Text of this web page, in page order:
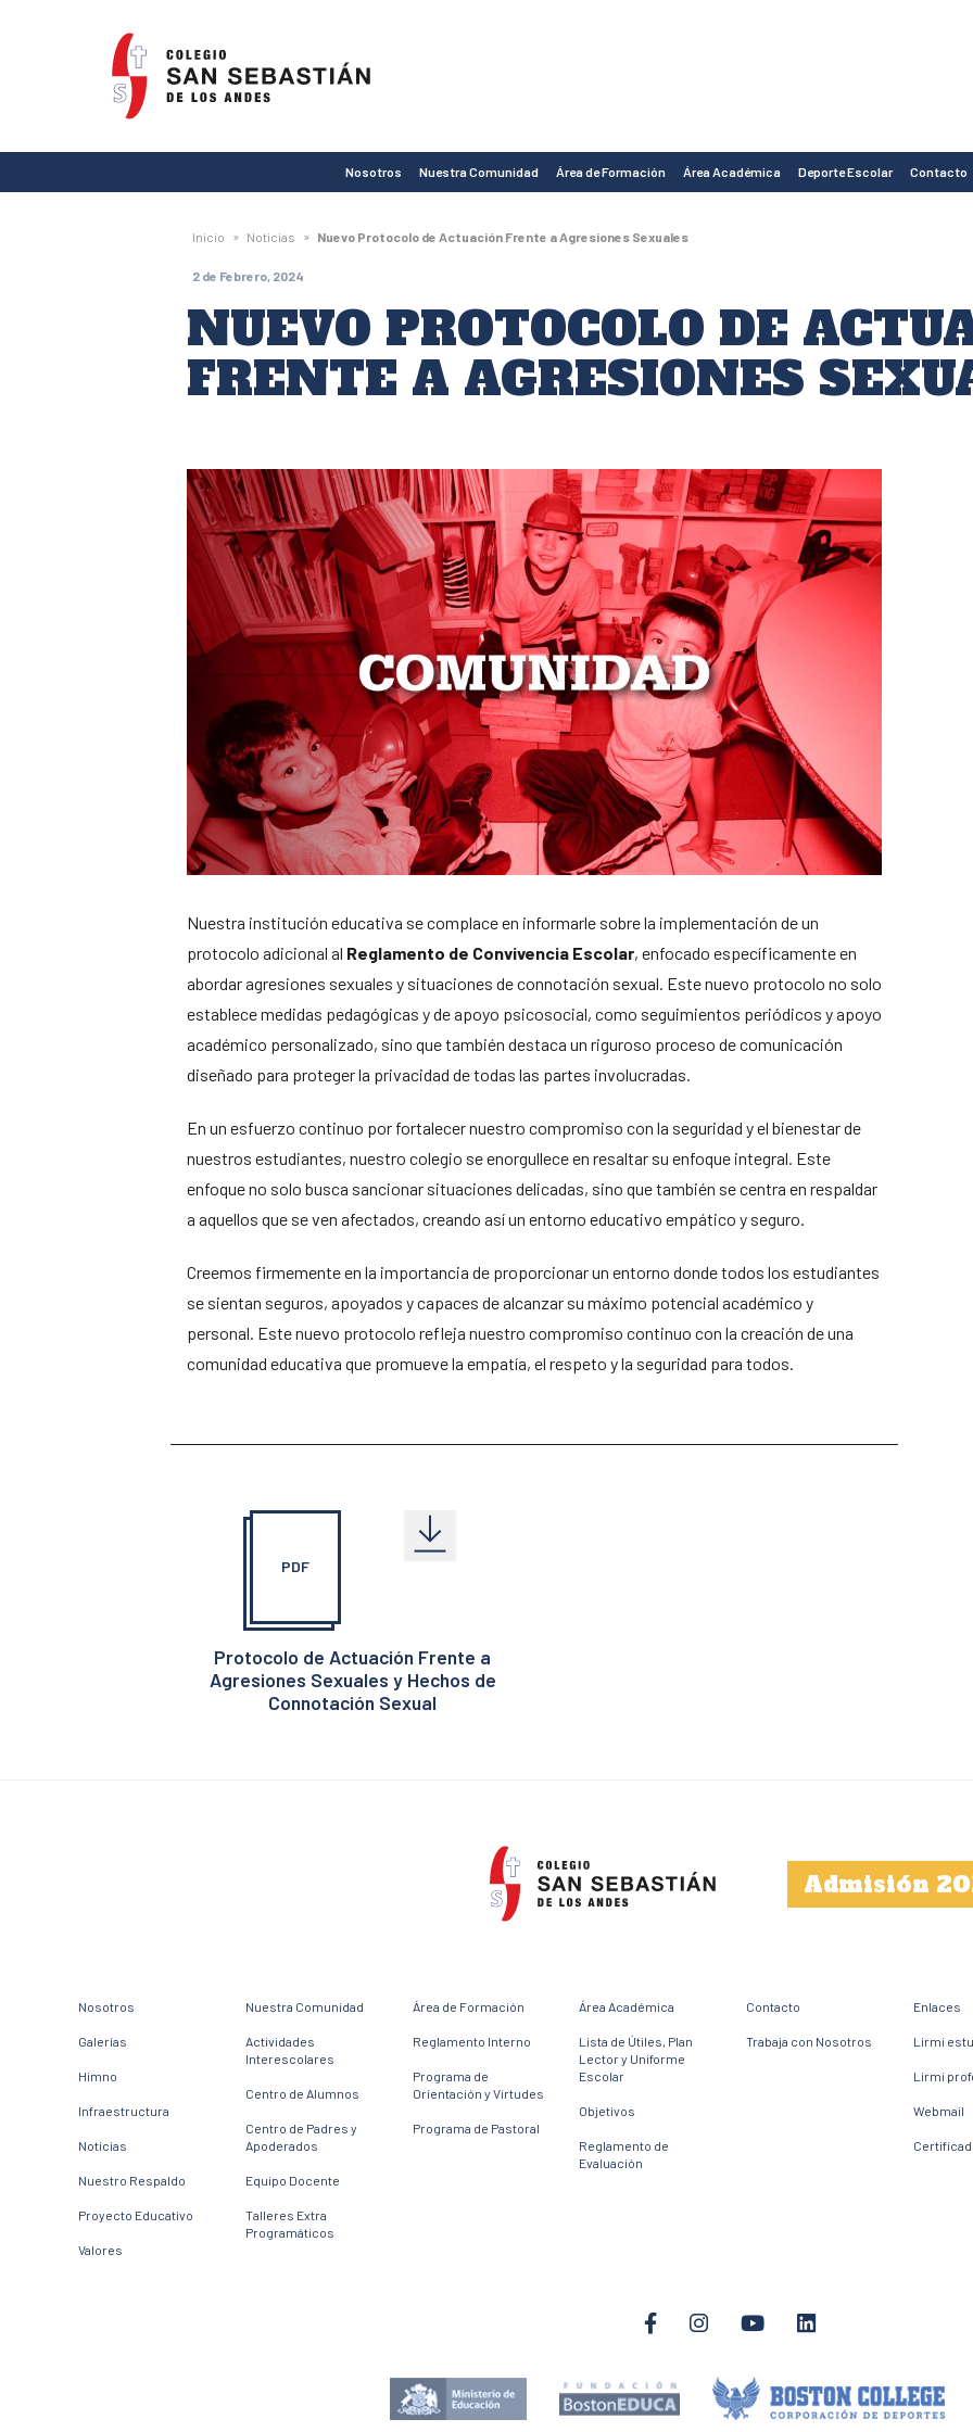
Colegio
San
Sebastián
de
Los
Andes
Nosotros Nuestra Comunidad Área de Formación Área Académica Deporte Escolar Contacto
Inicio » Noticias » Nuevo Protocolo de Actuación Frente a Agresiones Sexuales
2 de Febrero, 2024
NUEVO PROTOCOLO DE
FRENTE A AGRESIONES
Nuestra institución educativa se complace en informarle sobre la implementación de un
protocolo adicional al Reglamento de Convivencia Escolar, enfocado específicamente en
abordar agresiones sexuales y situaciones de connotación sexual. Este nuevo protocolo no solo
establece medidas pedagógicas y de apoyo psicosocial, como seguimientos periódicos y apoyo
académico personalizado, sino que también destaca un riguroso proceso de comunicación
diseñado para proteger la privacidad de todas las partes involucradas.
En un esfuerzo continuo por fortalecer nuestro compromiso con la seguridad y el bienestar de
nuestros estudiantes, nuestro colegio se enorgullece en resaltar su enfoque integral. Este
enfoque no solo busca sancionar situaciones delicadas, sino que también se centra en respaldar
a aquellos que se ven afectados, creando así un entorno educativo empático y seguro.
Creemos firmemente en la importancia de proporcionar un entorno donde todos los estudiantes
se sientan seguros, apoyados y capaces de alcanzar su máximo potencial académico y
personal. Este nuevo protocolo refleja nuestro compromiso continuo con la creación de una
comunidad educativa que promueve la empatía, el respeto y la seguridad para todos.
PDF
Protocolo de Actuación Frente a
Agresiones Sexuales y Hechos de
Connotación Sexual
Admisión
Nosotros
Galerías
Himno
Infraestructura
Noticias
Nuestro Respaldo
Proyecto Educativo
Valores
Nuestra Comunidad
Actividades
Interescolares
Centro de Alumnos
Centro de Padres y
Apoderados
Equipo Docente
Talleres Extra
Programáticos
Área de Formación
Reglamento Interno
Programa de
Orientación y Virtudes
Programa de Pastoral
Área Académica
Lista de Útiles, Plan
Lector y Uniforme
Escolar
Objetivos
Reglamento de
Evaluación
Contacto
Trabaja con Nosotros
Enlaces
Lirmi
Lirmi
Webmail